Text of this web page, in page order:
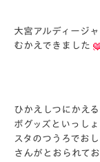
大宮アルディージ
むかえできました
ひかえしつにかえ
ボグッズといっし
スタのつうろでお
さんがとおられて